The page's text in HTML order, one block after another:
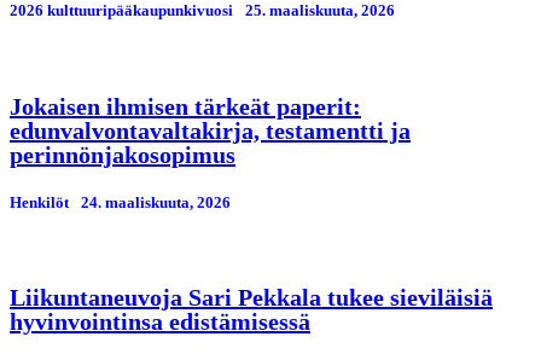
2026 kulttuuripääkaupunkivuosi 25. maaliskuuta, 2026
Jokaisen ihmisen tärkeät paperit:
edunvalvontavaltakirja, testamentti ja
perinnönjakosopimus
Henkilöt 24. maaliskuuta, 2026
Liikuntaneuvoja Sari Pekkala tukee sieviläisiä
hyvinvointinsa edistämisessä